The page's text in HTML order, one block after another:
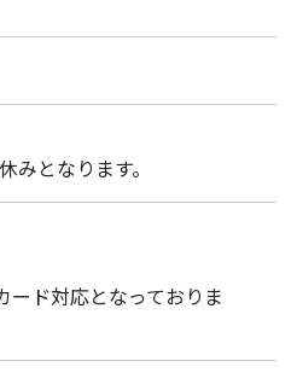
となります。
ド対応となっておりま